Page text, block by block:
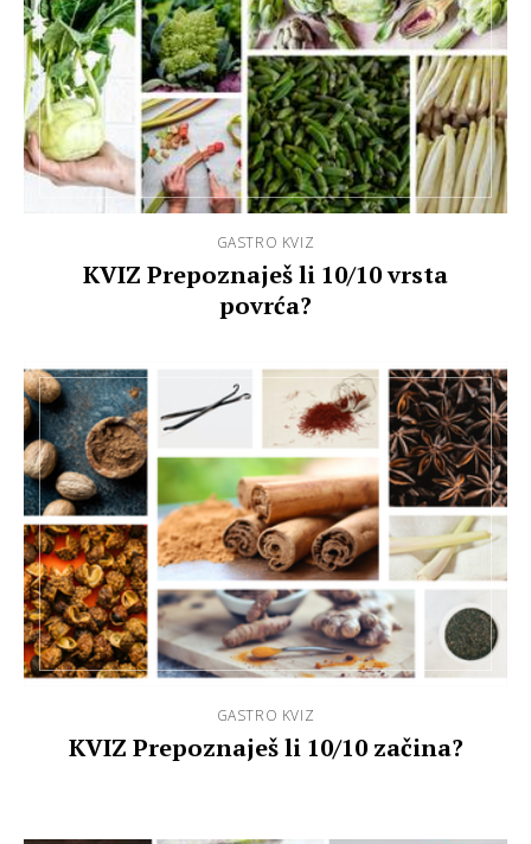
GASTRO KVIZ
KVIZ Prepoznaješ li 10/10 vrsta
povrća?
GASTRO KVIZ
KVIZ Prepoznaješ li 10/10 začina?